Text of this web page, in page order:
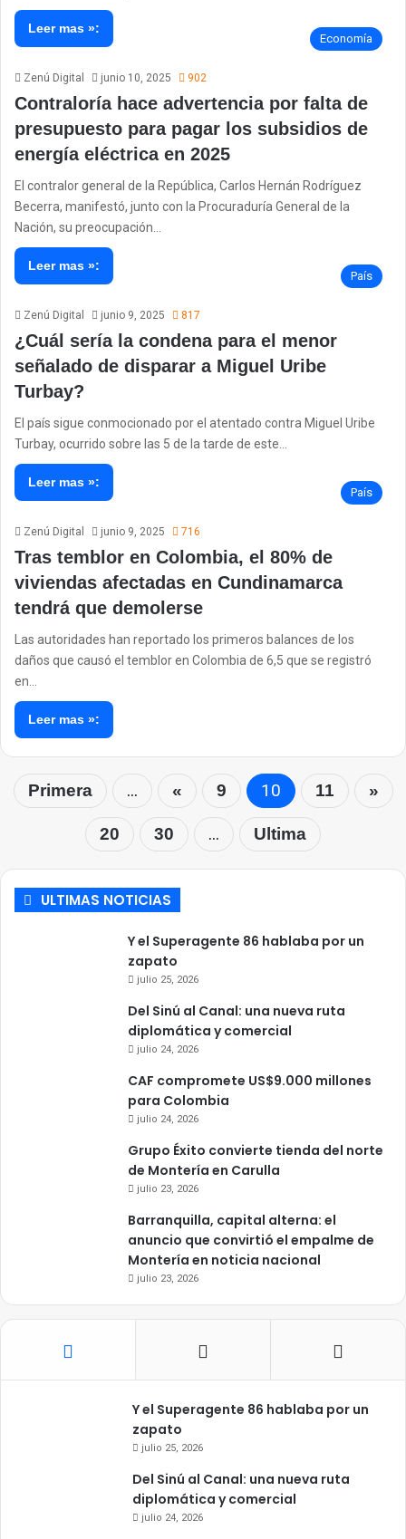
Leer mas »:
Economía
Zenú Digital junio 10, 2025 902
Contraloría hace advertencia por falta de
presupuesto para pagar los subsidios de
energía eléctrica en 2025
El contralor general de la República, Carlos Hernán Rodríguez
Becerra, manifestó, junto con la Procuraduría General de la
Nación, su preocupación…
Leer mas »:
País
Zenú Digital junio 9, 2025 817
¿Cuál sería la condena para el menor
señalado de disparar a Miguel Uribe
Turbay?
El país sigue conmocionado por el atentado contra Miguel Uribe
Turbay, ocurrido sobre las 5 de la tarde de este…
Leer mas »:
País
Zenú Digital junio 9, 2025 716
Tras temblor en Colombia, el 80% de
viviendas afectadas en Cundinamarca
tendrá que demolerse
Las autoridades han reportado los primeros balances de los
daños que causó el temblor en Colombia de 6,5 que se registró
en…
Leer mas »:
Primera ... « 9 10 11 »
20 30 ... Ultima
ULTIMAS NOTICIAS
Y el Superagente 86 hablaba por un
zapato
julio 25, 2026
Del Sinú al Canal: una nueva ruta
diplomática y comercial
julio 24, 2026
CAF compromete US$9.000 millones
para Colombia
julio 24, 2026
Grupo Éxito convierte tienda del norte
de Montería en Carulla
julio 23, 2026
Barranquilla, capital alterna: el
anuncio que convirtió el empalme de
Montería en noticia nacional
julio 23, 2026
Y el Superagente 86 hablaba por un
zapato
julio 25, 2026
Del Sinú al Canal: una nueva ruta
diplomática y comercial
julio 24, 2026